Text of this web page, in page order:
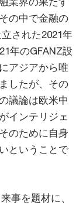
の中で金融の
された2021年
年のGFANZ設
アジアから唯
したが、その
議論は欧米中
インテリジェ
のために自身
ということで
事を題材に、